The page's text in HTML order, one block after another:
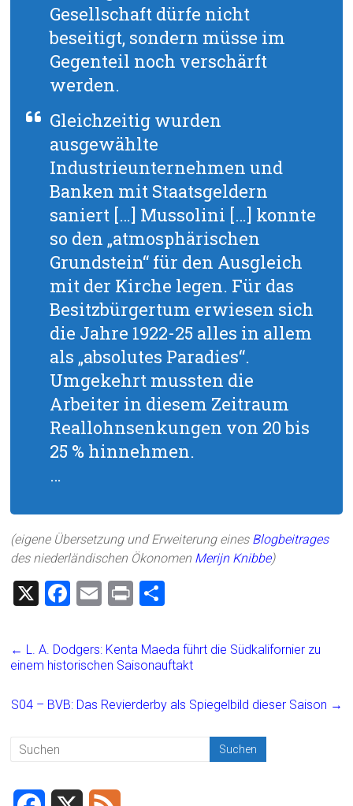
Gesellschaft dürfe nicht
beseitigt, sondern müsse im
Gegenteil noch verschärft
werden.
Gleichzeitig wurden
ausgewählte
Industrieunternehmen und
Banken mit Staatsgeldern
saniert […] Mussolini […] konnte
so den „atmosphärischen
Grundstein“ für den Ausgleich
mit der Kirche legen. Für das
Besitzbürgertum erwiesen sich
die Jahre 1922-25 alles in allem
als „absolutes Paradies“.
Umgekehrt mussten die
Arbeiter in diesem Zeitraum
Reallohnsenkungen von 20 bis
25 % hinnehmen.
…
(eigene Übersetzung und Erweiterung eines Blogbeitrages
des niederländischen Ökonomen Merijn Knibbe)
X
F
ce
b
o
E
ai
l
Pr
t
e
n
← L. A. Dodgers: Kenta Maeda führt die Südkalifornier zu
einem historischen Saisonauftakt
S04 – BVB: Das Revierderby als Spiegelbild dieser Saison →